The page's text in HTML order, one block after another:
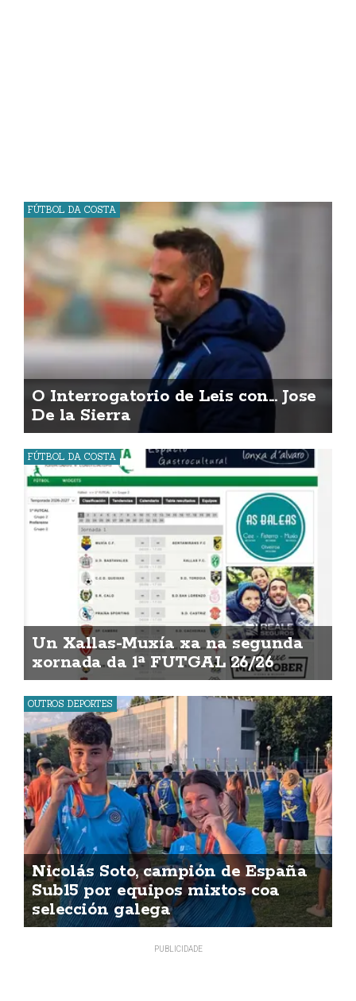
FÚTBOL DA COSTA
O Interrogatorio de Leis con... Jose
De la Sierra
FÚTBOL DA COSTA
Un Xallas-Muxía xa na segunda
xornada da 1ª FUTGAL 26/26
OUTROS DEPORTES
Nicolás Soto, campión de España
Sub15 por equipos mixtos coa
selección galega